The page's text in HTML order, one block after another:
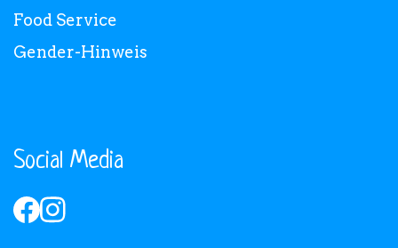
Food Service
Gender-Hinweis
Social Media